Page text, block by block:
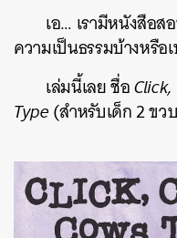
เอ… เรามีหนังสือส
ความเป็นธรรมบ้างหรือ
เล่มนี้เลย ชื่อ
Type(สำหรับเด็ก 2 ขว